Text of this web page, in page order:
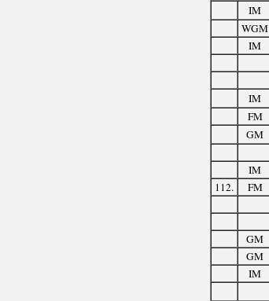
IM
WGM
IM
IM
FM
GM
IM
112.
FM
GM
GM
IM